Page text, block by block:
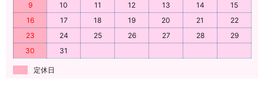
9
10 11 12 13 14
15
16
17 18 19 20 21
22
23
24 25 26 27 28
29
30
31
定休日